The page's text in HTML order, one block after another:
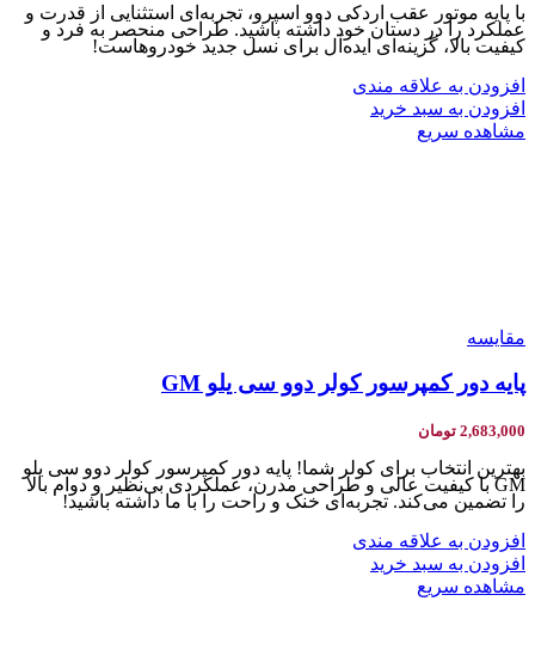
با پایه موتور عقب اردکی دوو اسپرو، تجربه‌ای استثنایی از قدرت و
عملکرد را در دستان خود داشته باشید. طراحی منحصر به فرد و
کیفیت بالا، گزینه‌ای ایده‌آل برای نسل جدید خودروهاست!
افزودن به علاقه مندی
افزودن به سبد خرید
مشاهده سریع
مقایسه
پایه دور کمپرسور کولر دوو سی یلو GM
2,683,000 تومان
بهترین انتخاب برای کولر شما! پایه دور کمپرسور کولر دوو سی یلو
GM با کیفیت عالی و طراحی مدرن، عملکردی بی‌نظیر و دوام بالا
را تضمین می‌کند. تجربه‌ای خنک و راحت را با ما داشته باشید!
افزودن به علاقه مندی
افزودن به سبد خرید
مشاهده سریع